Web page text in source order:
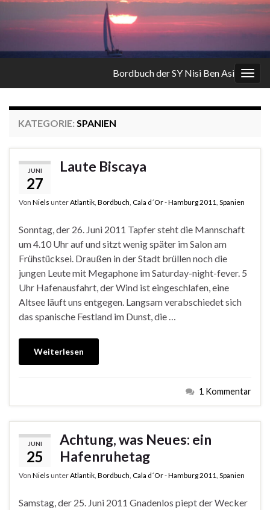
Bordbuch der SY Nisi Ben Asi
KATEGORIE: SPANIEN
JUNI
27
Laute Biscaya
Von Niels unterAtlantik Bordbuch Cala d´Or - Hamburg 2011 Spanien
Sonntag, der 26. Juni 2011 Tapfer steht die Mannschaft
um 4.10 Uhr auf und sitzt wenig später im Salon am
Frühstücksei. Draußen in der Stadt brüllen noch die
jungen Leute mit Megaphone im Saturday-night-fever. 5
Uhr Hafenausfahrt, der Wind ist eingeschlafen, eine
Altsee läuft uns entgegen. Langsam verabschiedet sich
das spanische Festland im Dunst, die …
Weiterlesen
1 Kommentar
JUNI
25
Achtung, was Neues: ein
Hafenruhetag
Von Niels unterAtlantik Bordbuch Cala d´Or - Hamburg 2011 Spanien
Samstag, der 25. Juni 2011 Gnadenlos piept der Wecker